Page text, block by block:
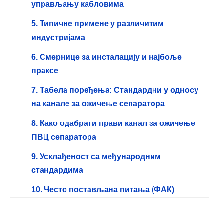
управљању кабловима
5. Типичне примене у различитим
индустријама
6. Смернице за инсталацију и најбоље
праксе
7. Табела поређења: Стандардни у односу
на канале за ожичење сепаратора
8. Како одабрати прави канал за ожичење
ПВЦ сепаратора
9. Усклађеност са међународним
стандардима
10. Често постављана питања (ФАК)